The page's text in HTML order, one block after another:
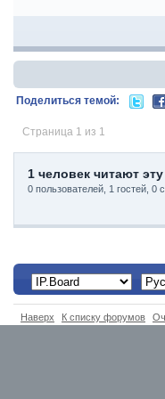
Поделиться темой:
Страница 1 из 1
1 человек читают
0 пользователей, 1 гостей, 0
Наверх К списку форумов